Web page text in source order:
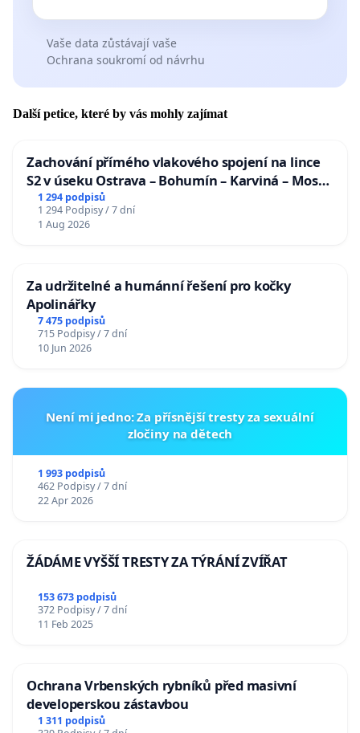
Vaše data zůstávají vaše
Ochrana soukromí od návrhu
Další petice, které by vás mohly zajímat
Zachování přímého vlakového spojení na lince
S2 v úseku Ostrava – Bohumín – Karviná – Mosty
u Jablunkova
1 294 podpisů
1 294 Podpisy / 7 dní
1 Aug 2026
Za udržitelné a humánní řešení pro kočky
Apolinářky
7 475 podpisů
715 Podpisy / 7 dní
10 Jun 2026
Není mi jedno: Za přísnější tresty za sexuální
zločiny na dětech
1 993 podpisů
462 Podpisy / 7 dní
22 Apr 2026
ŽÁDÁME VYŠŠÍ TRESTY ZA TÝRÁNÍ ZVÍŘAT
153 673 podpisů
372 Podpisy / 7 dní
11 Feb 2025
Ochrana Vrbenských rybníků před masivní
developerskou zástavbou
1 311 podpisů